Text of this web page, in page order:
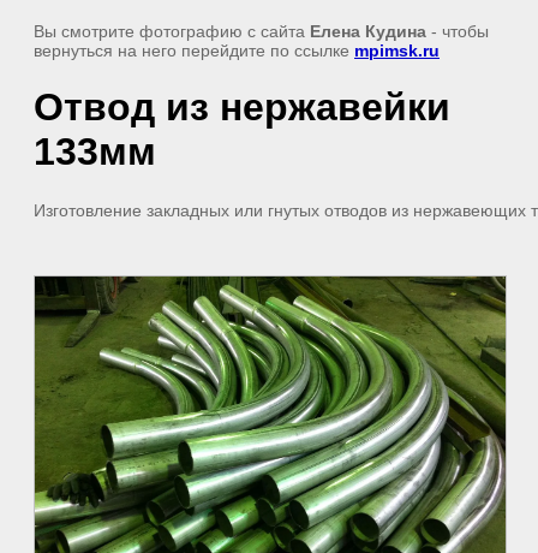
Вы смотрите фотографию с сайта Елена Кудина - чтобы
вернуться на него перейдите по ссылке mpimsk.ru
Отвод из нержавейки
133мм
Изготовление закладных или гнутых отводов из нержавеющих